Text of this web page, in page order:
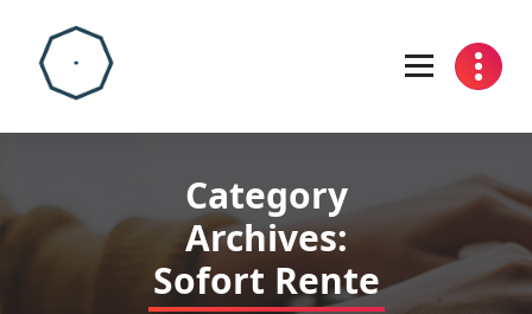
content
Category
Archives:
Sofort Rente